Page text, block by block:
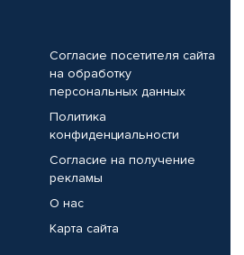
Согласие посетителя сайта
на обработку
персональных данных
Политика
конфиденциальности
Согласие на получение
рекламы
О нас
Карта сайта